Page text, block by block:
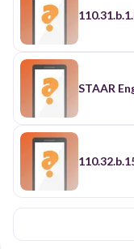
STAAR